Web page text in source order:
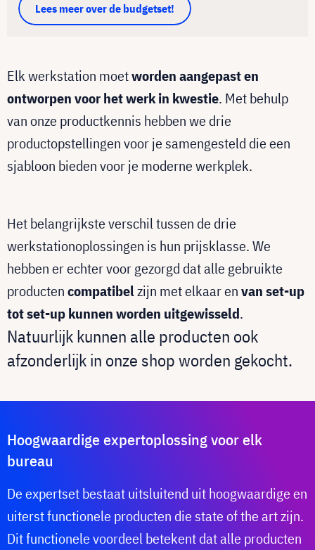
Lees meer over de budgetset!
Elk werkstation moetworden aangepast en
ontworpen voor het werk in kwestie. Met behulp
van onze productkennis hebben we drie
productopstellingen voor je samengesteld die een
sjabloon bieden voor je moderne werkplek.
Het belangrijkste verschil tussen de drie
werkstationoplossingen is hun prijsklasse. We
hebben er echter voor gezorgd dat alle gebruikte
productencompatibelzijn met elkaar envan set-up
tot set-up kunnen worden uitgewisseld.
Natuurlijk kunnen alle producten ook
afzonderlijk in onze shop worden gekocht.
Hoogwaardige expertoplossing voor elk
bureau
De expertset bestaat uitsluitend uit hoogwaardige en
uiterst functionele producten die state of the art zijn.
Dit functionele voordeel betekent dat alle producten